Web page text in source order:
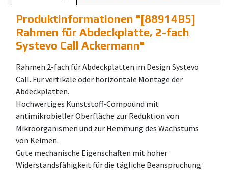
Produktinformationen "[88914B5]
Rahmen für Abdeckplatte, 2-fach
Systevo Call Ackermann"
Rahmen 2-fach für Abdeckplatten im Design Systevo
Call. Für vertikale oder horizontale Montage der
Abdeckplatten.
Hochwertiges Kunststoff-Compound mit
antimikrobieller Oberfläche zur Reduktion von
Mikroorganismen und zur Hemmung des Wachstums
von Keimen.
Gute mechanische Eigenschaften mit hoher
Widerstandsfähigkeit für die tägliche Beanspruchung